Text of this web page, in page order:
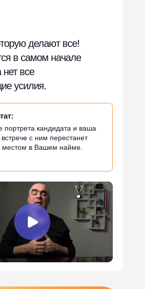
делают все!
в самом начале
нет все
усилия.
портрета кандидата и ваша
встрече с ним перестанет
местом в Вашем найме.